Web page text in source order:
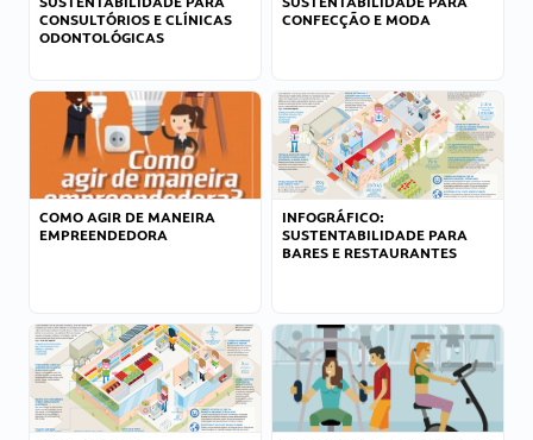
CONSULTÓRIOS E CLÍNICAS
ODONTOLÓGICAS
CONFECÇÃO E MODA
COMO AGIR DE MANEIRA
EMPREENDEDORA
INFOGRÁFICO:
SUSTENTABILIDADE PARA
BARES E RESTAURANTES